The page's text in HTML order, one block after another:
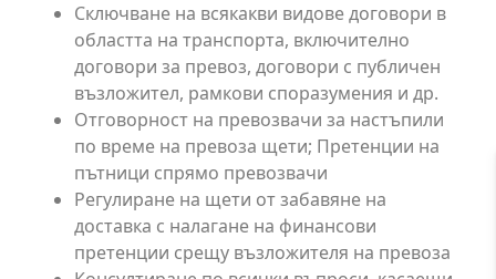
Сключване на всякакви видове договори в
областта на транспорта, включително
договори за превоз, договори с публичен
възложител, рамкови споразумения и др.
Отговорност на превозвачи за настъпили
по време на превоза щети; Претенции на
пътници спрямо превозвачи
Регулиране на щети от забавяне на
доставка с налагане на финансови
претенции срещу възложителя на превоза